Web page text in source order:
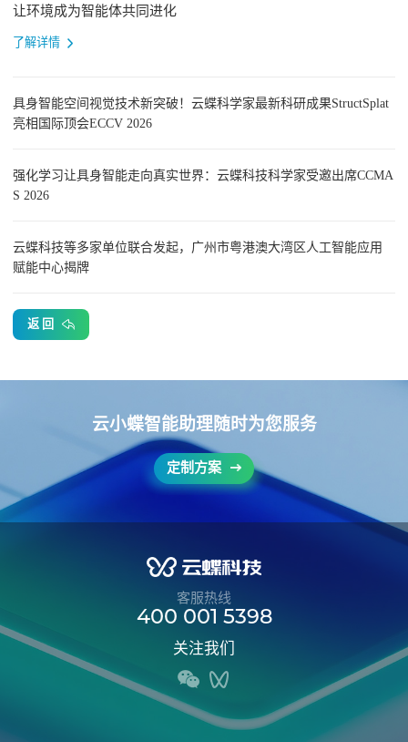
让环境成为智能体共同进化
了解详情
具身智能空间视觉技术新突破！云蝶科学家最新科研成果StructSplat
亮相国际顶会ECCV 2026
强化学习让具身智能走向真实世界：云蝶科技科学家受邀出席CCMA
S 2026
云蝶科技等多家单位联合发起，广州市粤港澳大湾区人工智能应用
赋能中心揭牌
返 回
云小蝶智能助理随时为您服务
定制方案
客服热线
400 001 5398
关注我们